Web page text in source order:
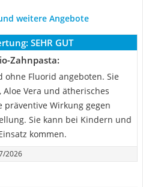
weitere Angebote
SEHR GUT
Zahnpasta:
ohne Fluorid angeboten. Sie
Vera und ätherisches
präventive Wirkung gegen
Sie kann bei Kindern und
kommen.
2026